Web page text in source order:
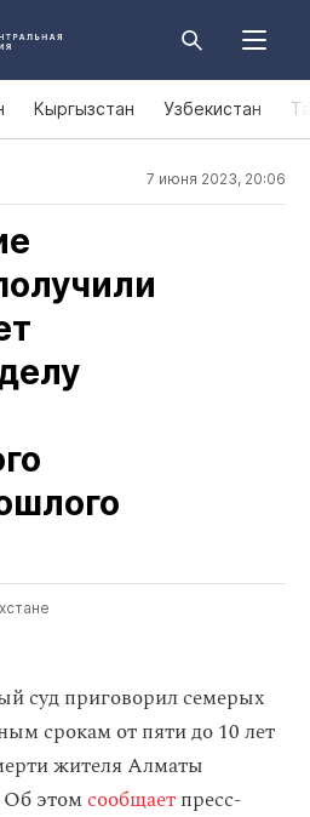
Кыргызстан Узбекистан
7 июня 2023, 20:06
суд приговорил семерых
срокам от пяти до 10 лет
жителя Алматы
этомсообщаетпресс-